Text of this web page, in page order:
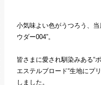
小気味よい色がうつろう、
ウダー004”。
皆さまに愛され馴染みある“
エステルブロード“生地にプ
しました。